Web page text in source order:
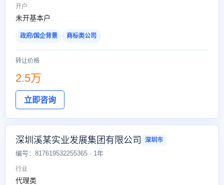
开户
未开基本户
政府/国企背景 商标类公司
转让价格
2.5万
立即咨询
深圳溪某实业发展集团有限公司 深圳市
编号：817619532255365 · 1年
行业
代理类